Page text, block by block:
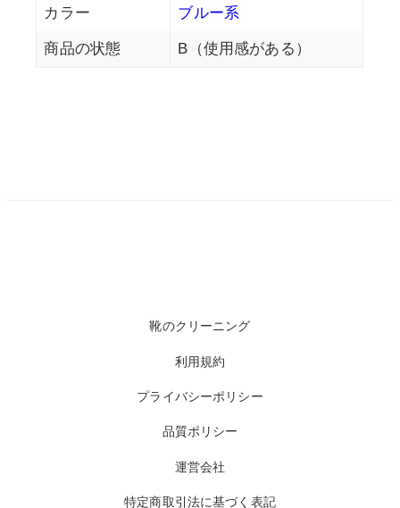
カラー ブルー系
商品の状態 B（使用感がある）
靴のクリーニング
利用規約
プライバシーポリシー
品質ポリシー
運営会社
特定商取引法に基づく表記